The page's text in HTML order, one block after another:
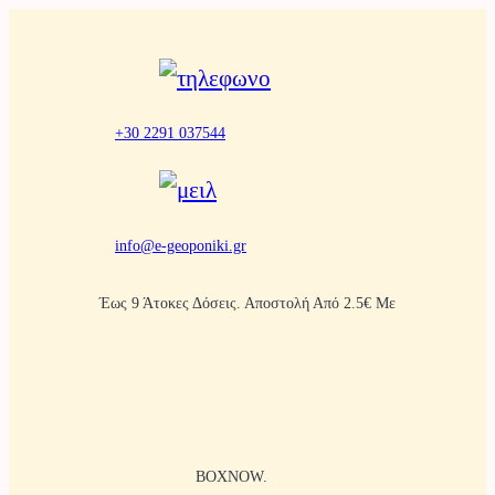
+30 2291 037544
info@e-geoponiki.gr
Έως 9 Άτοκες Δόσεις. Αποστολή Από 2.5€ Με
BOXNOW.